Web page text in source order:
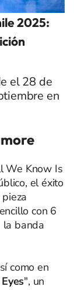
2025:
el 28 de
en
We Know Is
el éxito
pieza
con 6
la banda
como en
", un